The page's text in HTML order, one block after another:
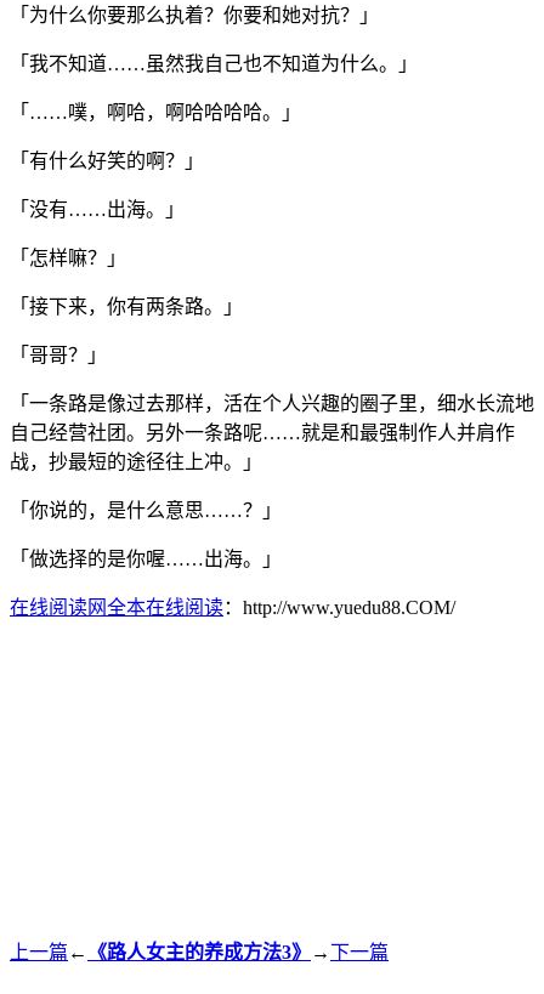
「为什么你要那么执着？你要和她对抗？」
「我不知道……虽然我自己也不知道为什么。」
「……噗，啊哈，啊哈哈哈哈。」
「有什么好笑的啊？」
「没有……出海。」
「怎样嘛？」
「接下来，你有两条路。」
「哥哥？」
「一条路是像过去那样，活在个人兴趣的圈子里，细水长流地
自己经营社团。另外一条路呢……就是和最强制作人并肩作
战，抄最短的途径往上冲。」
「你说的，是什么意思……？」
「做选择的是你喔……出海。」
在线阅读网全本在线阅读：http://www.yuedu88.COM/
上一篇 ← 《路人女主的养成方法3》 →下一篇